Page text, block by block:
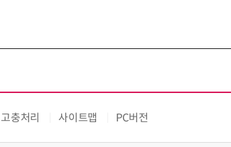
고충처리 사이트맵 PC버전